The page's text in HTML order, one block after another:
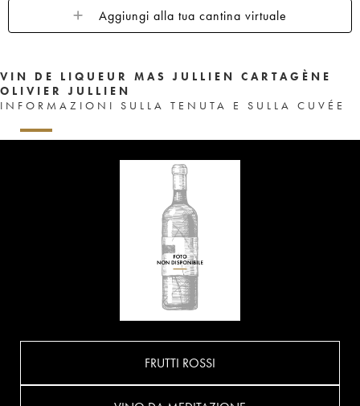
Aggiungi alla tua cantina virtuale
VIN DE LIQUEUR MAS JULLIEN CARTAGÈNE
OLIVIER JULLIEN
INFORMAZIONI SULLA TENUTA E SULLA CUVÉE
FRUTTI ROSSI